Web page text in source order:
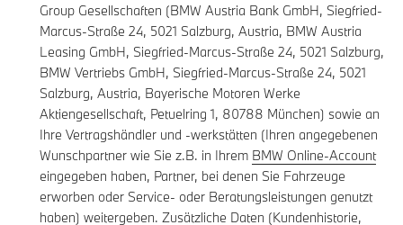
Group Gesellschaften (BMW Austria Bank GmbH, Siegfried-
Marcus-Straße 24, 5021 Salzburg, Austria, BMW Austria
Leasing GmbH, Siegfried-Marcus-Straße 24, 5021 Salzburg,
BMW Vertriebs GmbH, Siegfried-Marcus-Straße 24, 5021
Salzburg, Austria, Bayerische Motoren Werke
Aktiengesellschaft, Petuelring 1, 80788 München) sowie an
Ihre Vertragshändler und -werkstätten (Ihren angegebenen
Wunschpartner wie Sie z.B. in Ihrem BMW Online-Account
eingegeben haben, Partner, bei denen Sie Fahrzeuge
erworben oder Service- oder Beratungsleistungen genutzt
haben) weitergeben. Zusätzliche Daten (Kundenhistorie,